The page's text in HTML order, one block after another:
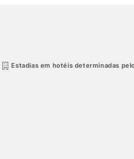
Estadias em hotéis determinadas